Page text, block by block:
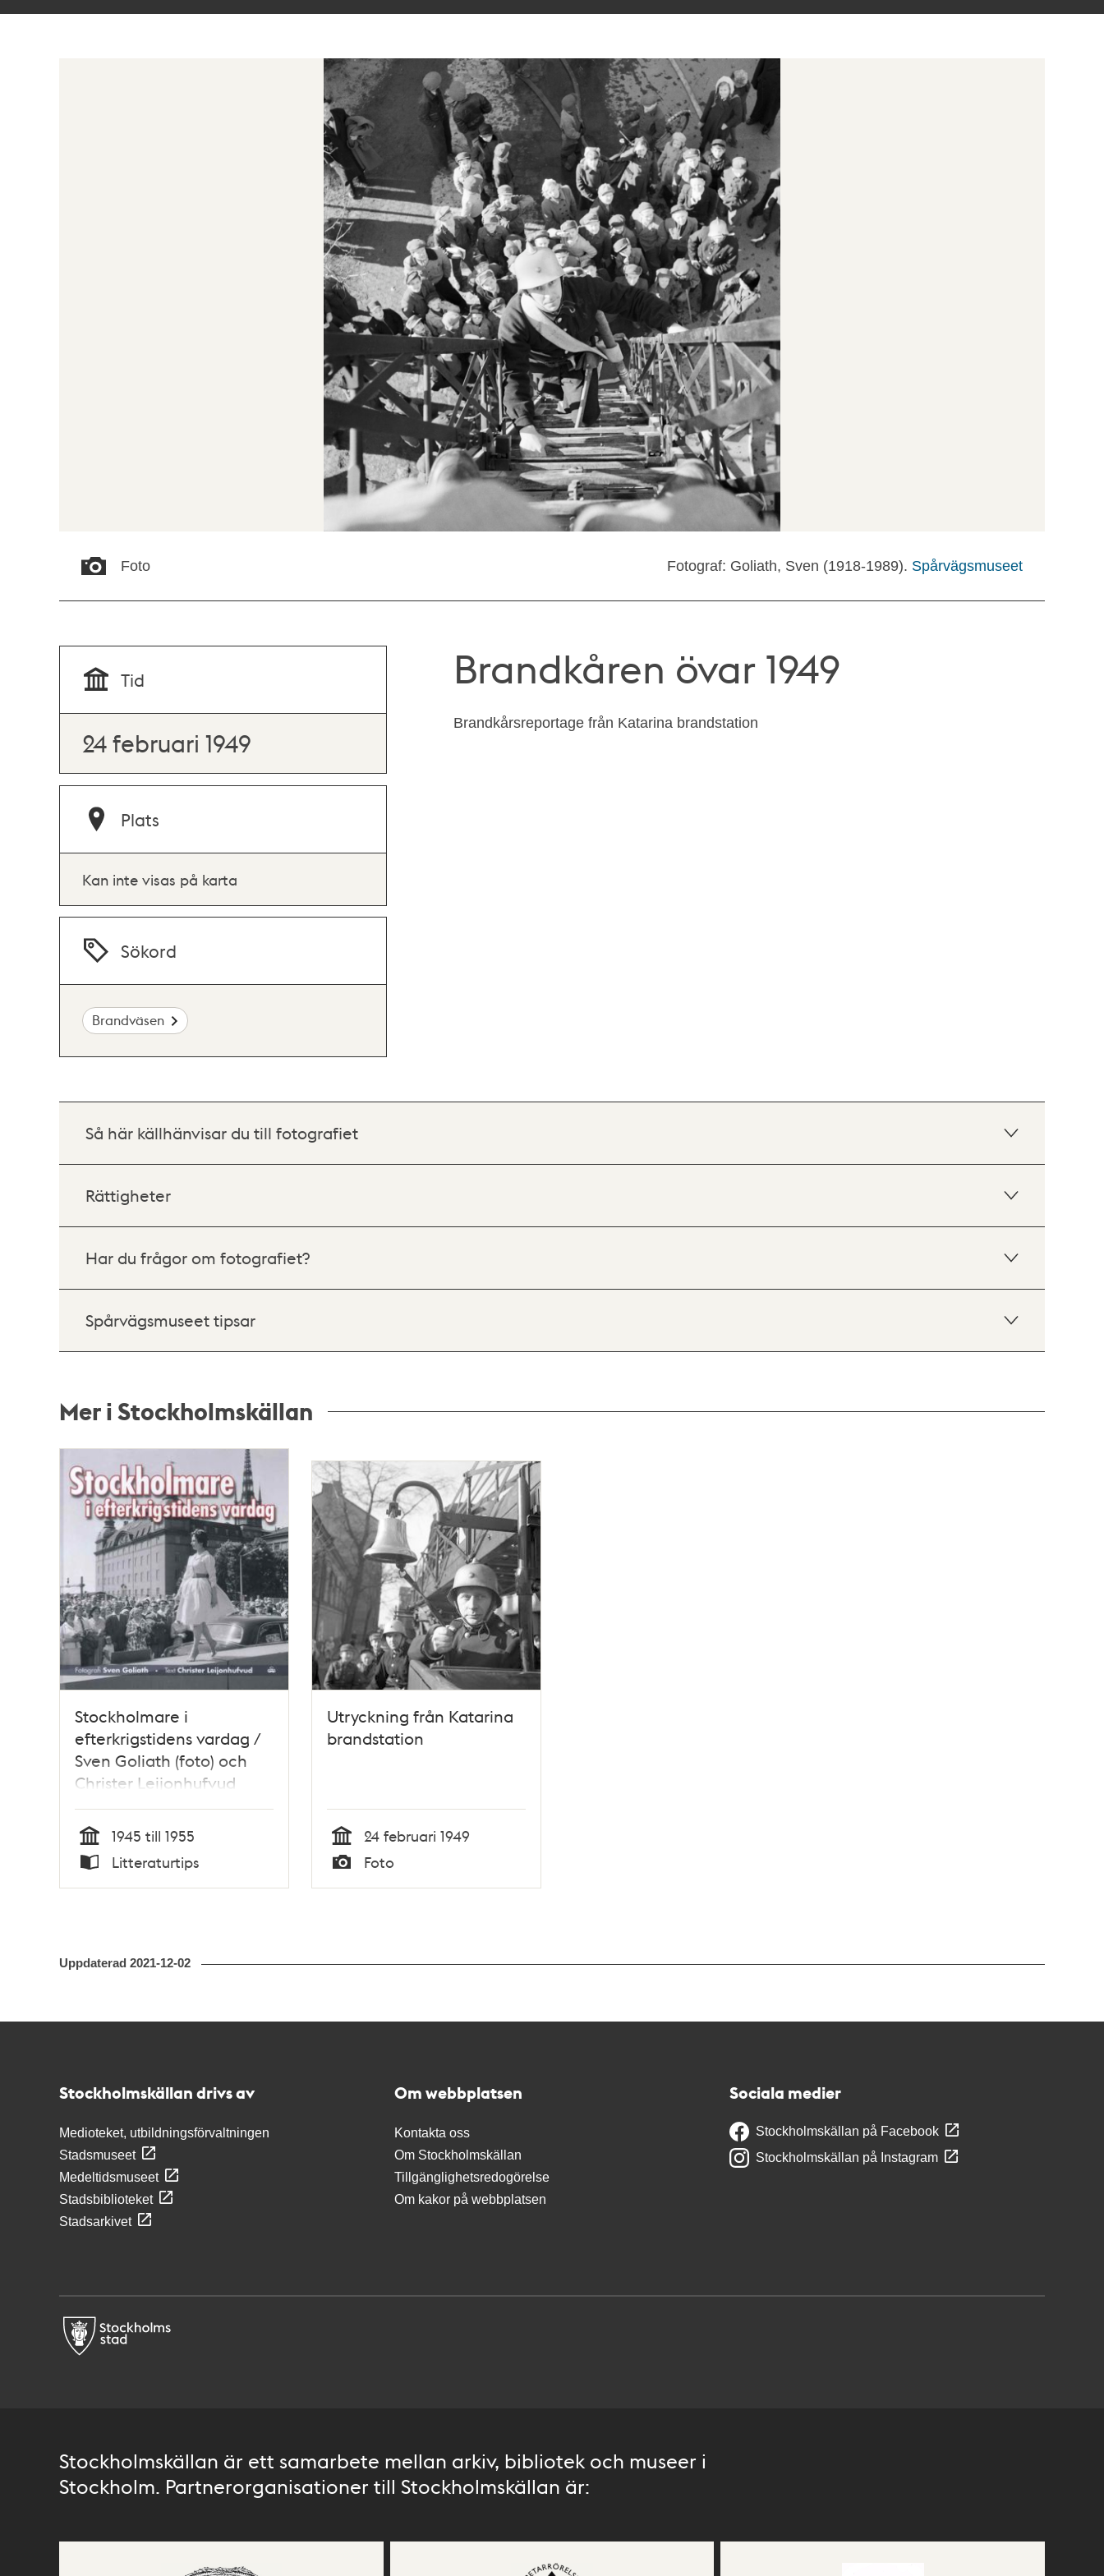
Foto Fotograf: Goliath, Sven (1918-1989). Spårvägsmuseet
Brandkåren övar 1949
Brandkårsreportage från Katarina brandstation
Tid
24 februari 1949
Plats
Kan inte visas på karta
Sökord
Brandväsen
Så här källhänvisar du till fotografiet
Rättigheter
Har du frågor om fotografiet?
Spårvägsmuseet tipsar
Mer i Stockholmskällan
poster
och
teman
Stockholmare i
efterkrigstidens vardag /
Sven Goliath (foto) och
Christer Leijonhufvud
(text)
Tid
1945 till 1955
Typ
Litteraturtips
Utryckning från Katarina
brandstation
Tid
24 februari 1949
Typ
Foto
Uppdaterad 2021-12-02
Stockholmskällan drivs av
Medioteket, utbildningsförvaltningen
Stadsmuseet
Medeltidsmuseet
Stadsbiblioteket
Stadsarkivet
Om webbplatsen
Kontakta oss
Om Stockholmskällan
Tillgänglighetsredogörelse
Om kakor på webbplatsen
Sociala medier
Stockholmskällan på Facebook
Stockholmskällan på Instagram
Stockholmskällan är ett samarbete mellan arkiv, bibliotek och museer i
Stockholm. Partnerorganisationer till Stockholmskällan är: